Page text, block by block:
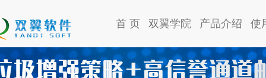
首 页 双翼学院 产品介绍 使